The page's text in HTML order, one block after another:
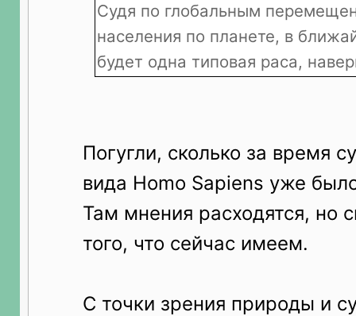
Судя по глобальным
населения по планете, в
будет одна типовая раса,
Погугли, сколько за время
вида Homo Sapiens уже
Там мнения расходятся, но
того, что сейчас имеем.
С точки зрения природы и